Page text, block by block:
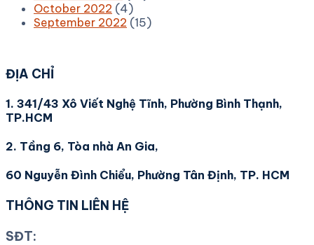
October 2022 (4)
September 2022 (15)
ĐỊA CHỈ
1. 341/43 Xô Viết Nghệ Tĩnh, Phường Bình Thạnh,
TP.HCM
2. Tầng 6, Tòa nhà An Gia,
60 Nguyễn Đình Chiểu, Phường Tân Định, TP. HCM
THÔNG TIN LIÊN HỆ
SĐT: